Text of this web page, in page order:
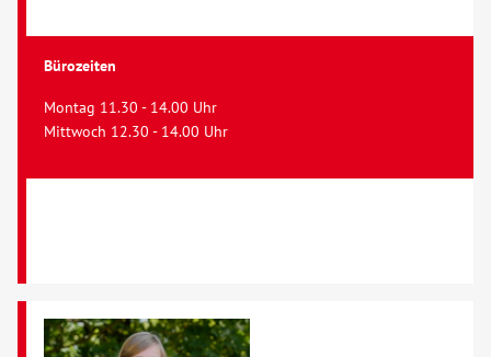
Bürozeiten
Montag 11.30 - 14.00 Uhr
Mittwoch 12.30 - 14.00 Uhr